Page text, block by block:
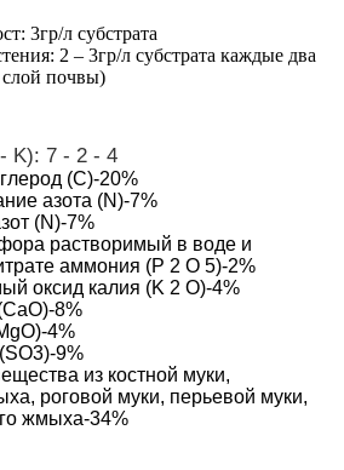
3гр/л субстрата
2 – 3гр/л субстрата каждые два
почвы)
K): 7 - 2 - 4
(С)-20%
азота (N)-7%
(N)-7%
растворимый в воде и
аммония (P 2 O 5)-2%
оксид калия (K 2 O)-4%
8%
4%
9%
из костной муки,
роговой муки, перьевой муки,
жмыха-34%